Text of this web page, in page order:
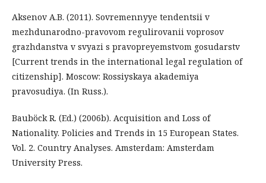
Aksenov A.B. (2011). Sovremennyye tendentsii v
mezhdunarodno-pravovom regulirovanii voprosov
grazhdanstva v svyazi s pravopreyemstvom gosudarstv
[Current trends in the international legal regulation of
citizenship]. Moscow: Rossiyskaya akademiya
pravosudiya. (In Russ.).
Bauböck R. (Ed.) (2006b). Acquisition and Loss of
Nationality. Policies and Trends in 15 European States.
Vol. 2. Country Analyses. Amsterdam: Amsterdam
University Press.